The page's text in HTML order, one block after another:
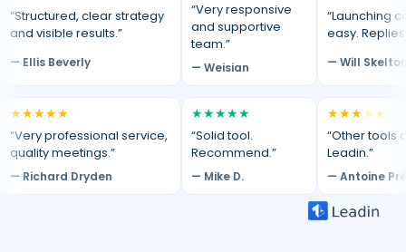
“Structured, clear strategy
and visible results.”
— Ellis Beverly
“Very responsive
and supportive
team.”
— Weisian
“Launching
easy.
— Will
★★★★★
“Very professional service,
quality meetings.”
— Richard Dryden
★★★★★
“Solid tool.
Recommend.”
— Mike D.
★★★★ ★
“Other tools
Leadin.”
— Antoine